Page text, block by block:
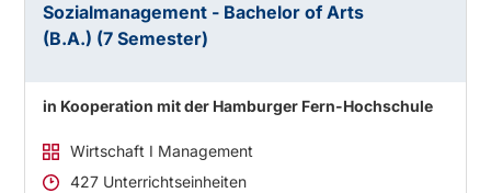
Sozialmanagement - Bachelor of Arts
(B.A.) (7 Semester)
in Kooperation mit der Hamburger Fern-Hochschule
Wirtschaft I Management
427 Unterrichtseinheiten